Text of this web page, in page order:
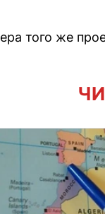
того же